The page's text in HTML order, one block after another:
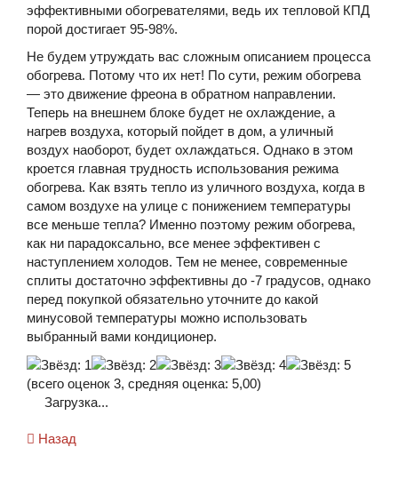
эффективными обогревателями, ведь их тепловой КПД
порой достигает 95-98%.
Не будем утруждать вас сложным описанием процесса
обогрева. Потому что их нет! По сути, режим обогрева
— это движение фреона в обратном направлении.
Теперь на внешнем блоке будет не охлаждение, а
нагрев воздуха, который пойдет в дом, а уличный
воздух наоборот, будет охлаждаться. Однако в этом
кроется главная трудность использования режима
обогрева. Как взять тепло из уличного воздуха, когда в
самом воздухе на улице с понижением температуры
все меньше тепла? Именно поэтому режим обогрева,
как ни парадоксально, все менее эффективен с
наступлением холодов. Тем не менее, современные
сплиты достаточно эффективны до -7 градусов, однако
перед покупкой обязательно уточните до какой
минусовой температуры можно использовать
выбранный вами кондиционер.
(всего оценок 3, средняя оценка: 5,00)
Загрузка...
Назад